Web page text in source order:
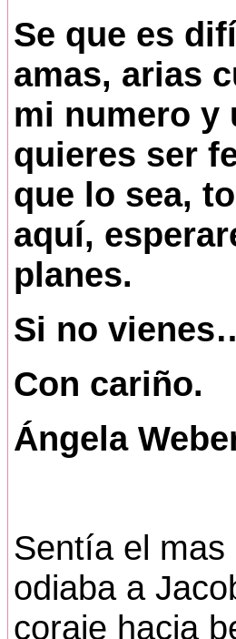
Se que es
amas, arias
mi numero y
quieres ser
que lo sea,
aquí,
planes.
Si no
Con cariño.
Ángela
Sentía el
odiaba a
coraje hacia